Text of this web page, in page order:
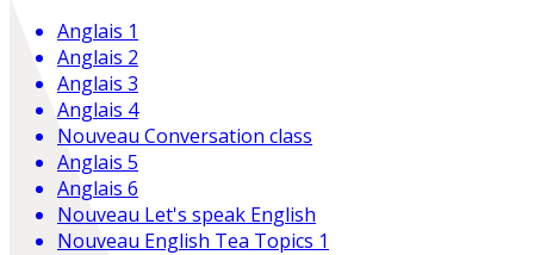
Anglais 1
Anglais 2
Anglais 3
Anglais 4
Nouveau Conversation class
Anglais 5
Anglais 6
Nouveau Let's speak English
Nouveau English Tea Topics 1